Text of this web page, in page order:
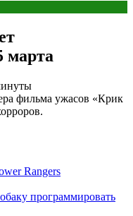
марта
фильма ужасов «Крик
Rangers
программировать